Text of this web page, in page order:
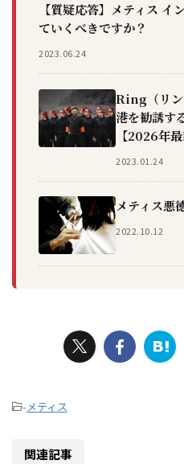
【質疑応答】メティス イ
ていくべきですか？
2023.06.24
Ring（リン
港を勧誘す
【2026年最
2023.01.24
メティス悪
2022.10.12
-メティス
関連記事